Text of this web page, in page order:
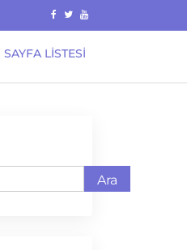
SAYFA LISTESI
Ara